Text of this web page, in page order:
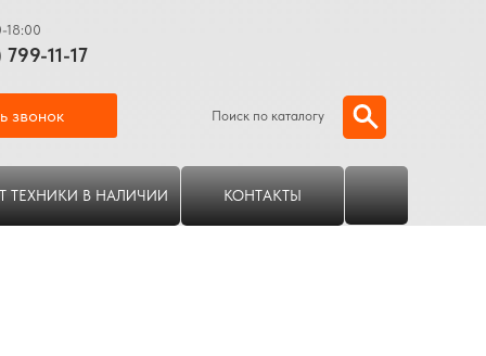
799-11-17
18:00
звонок Поиск по каталогу
ТЕХНИКИ В НАЛИЧИИ КОНТАКТЫ